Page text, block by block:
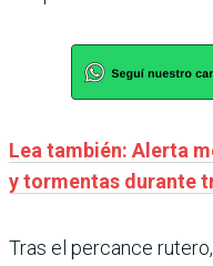
Lea también: Alerta
y tormentas durante
Tras el percance